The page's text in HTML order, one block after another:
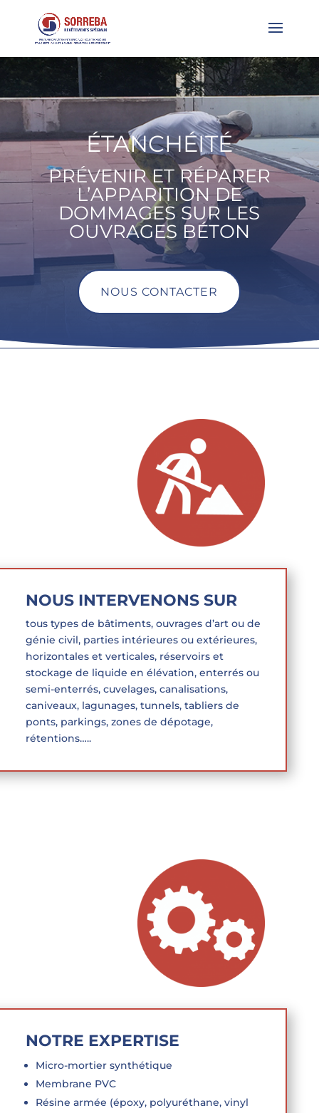
ÉTANCHÉITÉ
PRÉVENIR ET RÉPARER
L’APPARITION DE
DOMMAGES SUR LES
OUVRAGES BÉTON
NOUS CONTACTER
NOUS INTERVENONS SUR
tous types de bâtiments, ouvrages d’art ou de
génie civil, parties intérieures ou extérieures,
horizontales et verticales, réservoirs et
stockage de liquide en élévation, enterrés ou
semi-enterrés, cuvelages, canalisations,
caniveaux, lagunages, tunnels, tabliers de
ponts, parkings, zones de dépotage,
rétentions…..
NOTRE EXPERTISE
Micro-mortier synthétique
Membrane PVC
Résine armée (époxy, polyuréthane, vinyl